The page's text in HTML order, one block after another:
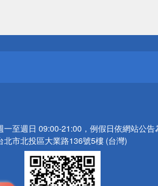
一至週日 09:00-21:00，例假日依網站公告
北市北投區大業路136號5樓 (台灣)